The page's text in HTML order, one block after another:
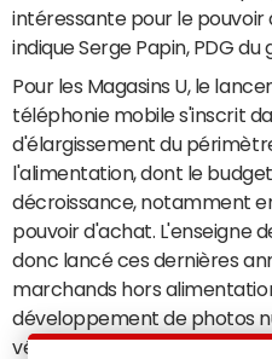
intéressante pour le pouvoir
indique Serge Papin, PDG du
Pour les Magasins U, le
téléphonie mobile s'inscrit
d'élargissement du
l'alimentation, dont le
décroissance, notamment
pouvoir d'achat. L'enseigne
donc lancé ces dernières
marchands hors
développement de photos
véhicules, et récemment